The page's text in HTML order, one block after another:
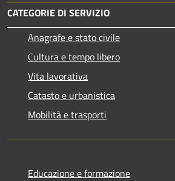
CATEGORIE DI SERVIZIO
Anagrafe e stato civile
Cultura e tempo libero
Vita lavorativa
Catasto e urbanistica
Mobilità e trasporti
Educazione e formazione